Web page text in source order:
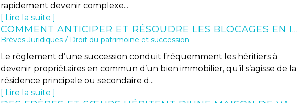
rapidement devenir complexe...
Lire la suite
COMMENT ANTICIPER ET RÉSOUDRE LES BLOCAGES EN INDIVISION SUCCESSORALE ?
Brèves Juridiques / Droit du patrimoine et succession
Le règlement d’une succession conduit fréquemment les héritiers à
devenir propriétaires en commun d’un bien immobilier, qu’il s’agisse de la
résidence principale ou secondaire d...
Lire la suite